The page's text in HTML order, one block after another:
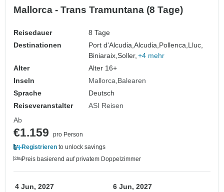
Mallorca - Trans Tramuntana (8 Tage)
Reisedauer
8 Tage
Destinationen
Port d'Alcudia,Alcudia, Pollenca, Lluc,
Biniaraix,Soller, +4 mehr
Alter
Alter 16+
Inseln
Mallorca Balearen
Sprache
Deutsch
Reiseveranstalter
ASI Reisen
Ab
€1.159
pro Person
Registrieren to unlock savings
Preis basierend auf privatem Doppelzimmer
4 Jun, 2027 6 Jun, 2027